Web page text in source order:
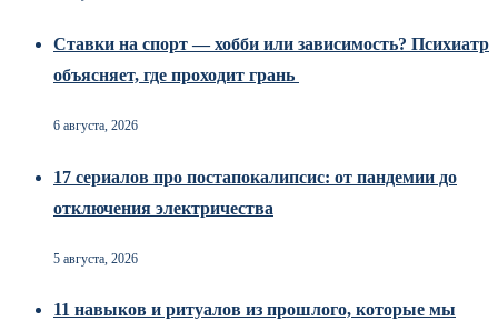
Ставки на спорт — хобби или зависимость? Психиатр
объясняет, где проходит грань
6 августа, 2026
17 сериалов про постапокалипсис: от пандемии до
отключения электричества
5 августа, 2026
11 навыков и ритуалов из прошлого, которые мы